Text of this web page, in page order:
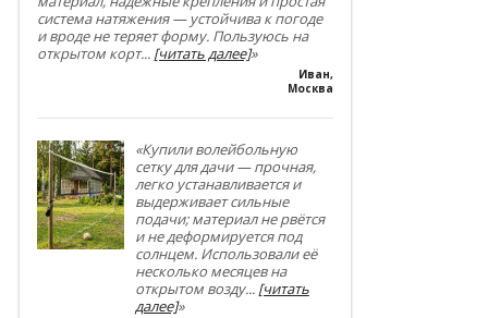
система натяжения — устойчива к погоде
и вроде не теряет форму. Пользуюсь на
открытом корт... [читать далее]»
Иван,
Москва
«Купили волейбольную
сетку для дачи — прочная,
легко устанавливается и
выдерживает сильные
подачи; материал не рвётся
и не деформируется под
солнцем. Использовали её
несколько месяцев на
открытом возду... [читать
далее]»